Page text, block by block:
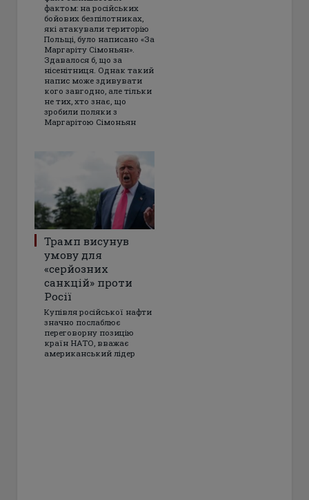
фактом: на російських
бойових безпілотниках,
які атакували територію
Польщі, було написано «За
Маргаріту Сімоньян».
Здавалося б, що за
нісенітниця. Однак такий
напис може здивувати
кого завгодно, але тільки
не тих, хто знає, що
зробили поляки з
Маргарітою Сімоньян
Трамп висунув
умову для
«серйозних
санкцій» проти
Росії
Купівля російської нафти
значно послаблює
переговорну позицію
країн НАТО, вважає
американський лідер